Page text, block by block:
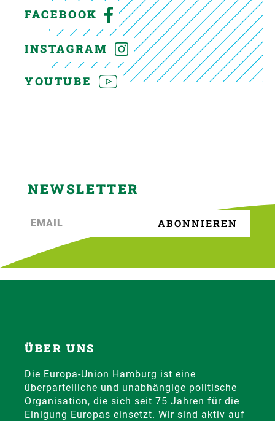
FACEBOOK
INSTAGRAM
YOUTUBE
NEWSLETTER
ÜBER UNS
Die Europa-Union Hamburg ist eine
überparteiliche und unabhängige politische
Organisation, die sich seit 75 Jahren für die
Einigung Europas einsetzt. Wir sind aktiv auf